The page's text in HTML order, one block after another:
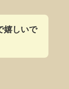
嬉しいで